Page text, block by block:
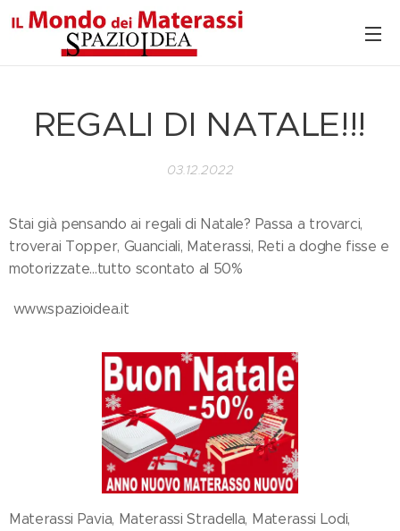
REGALI DI NATALE!!!
03.12.2022
Stai già pensando ai regali di Natale? Passa a trovarci,
troverai Topper, Guanciali, Materassi, Reti a doghe fisse e
motorizzate...tutto scontato al 50%
www.spazioidea.it
Materassi Pavia, Materassi Stradella, Materassi Lodi,